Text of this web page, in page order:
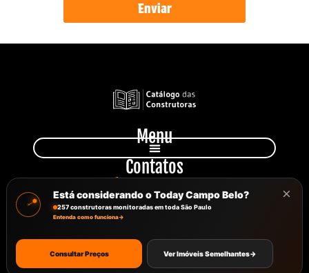
Enviar
Menu
Contatos
+55 11 949 231 810
atendimento@catalagodasconstrutoras.com.br
Avenida Paulista, 777, Sala 102
Está considerando o Today Campo Belo?
257 construtoras monitoradas em toda São Paulo
Entenda como funciona→
Consultar Preços Ver Imóveis Semelhantes→
×